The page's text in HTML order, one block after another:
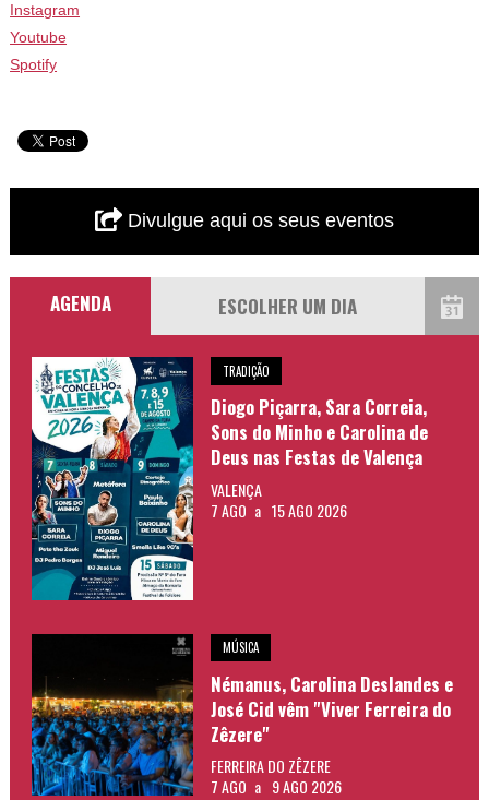
Instagram
Youtube
Spotify
Divulgue aqui os seus eventos
AGENDA
TRADIÇÃO
Diogo Piçarra, Sara Correia,
Sons do Minho e Carolina de
Deus nas Festas de Valença
VALENÇA
7 AGO a 15 AGO 2026
MÚSICA
Némanus, Carolina Deslandes e
José Cid vêm "Viver Ferreira do
Zêzere"
FERREIRA DO ZÊZERE
7 AGO a 9 AGO 2026